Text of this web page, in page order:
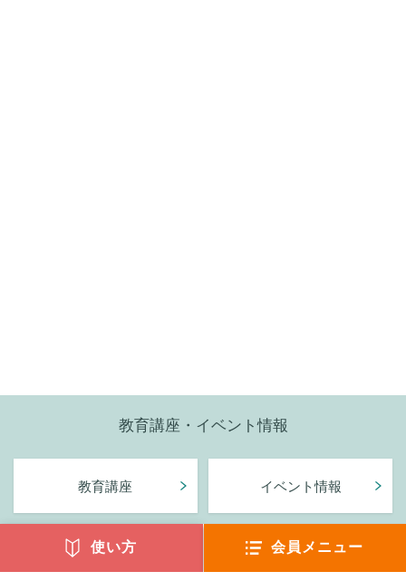
教育講座・イベント情報
教育講座 イベント情報
使い方 会員メニュー